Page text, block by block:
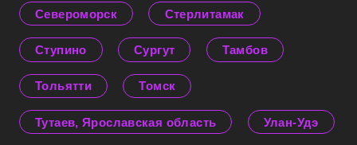
Североморск Стерлитамак
Ступино Сургут Тамбов
Тольятти Томск
Тутаев, Ярославская область Улан-Удэ